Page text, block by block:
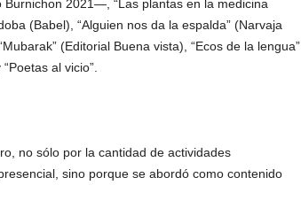
2021—, “Las plantas en la medicina
(Babel), “Alguien nos da la espalda” (Narvaja
(Editorial Buena vista), “Ecos de la lengua”
al vicio”.
no sólo por la cantidad de actividades
sino porque se abordó como contenido